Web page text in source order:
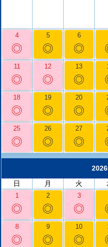
4
◎
5
◎
6
◎
11
◎
12
◎
13
◎
18
◎
19
◎
20
◎
25
◎
26
◎
27
◎
2026
日
月 火
1
◎
2
◎
3
◎
8
◎
9
◎
10
◎